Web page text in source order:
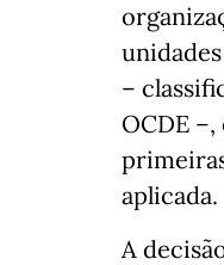
–
OCDE
aplicada.
A